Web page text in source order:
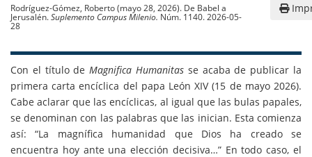
Rodríguez-Gómez, Roberto (mayo 28, 2026). De Babel a
Jerusalén.Suplemento Campus Milenio. Núm. 1140. 2026-05-
28
Con el título deMagnifica Humanitas se acaba de publicar la
primera carta encíclica del papa León XIV (15 de mayo 2026).
Cabe aclarar que las encíclicas, al igual que las bulas papales,
se denominan con las palabras que las inician. Esta comienza
así: “La magnífica humanidad que Dios ha creado se
encuentra hoy ante una elección decisiva…” En todo caso, el